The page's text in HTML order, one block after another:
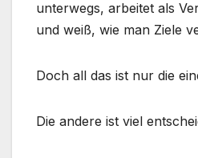
unterwegs, arbeitet als
und weiß, wie man Ziele
Doch all das ist nur die
Die andere ist viel